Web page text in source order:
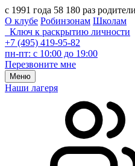
с 1991 года 58 180 раз
О клубе Робинзонам Школам
Ключ к раскрытию личности
+7 (495) 419-95-82
пн-пт: с 10:00 до 19:00
Перезвоните мне
Меню
Наши лагеря